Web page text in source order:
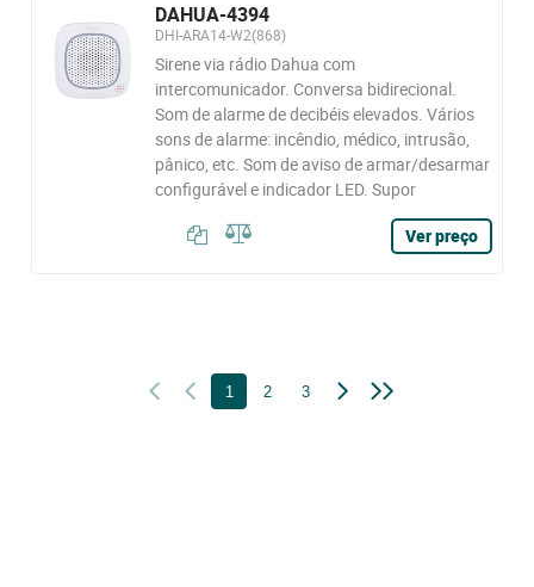
DAHUA-4394
DHI-ARA14-W2(868)
Sirene via rádio Dahua com
intercomunicador. Conversa bidirecional.
Som de alarme de decibéis elevados. Vários
sons de alarme: incêndio, médico, intrusão,
pânico, etc. Som de aviso de armar/desarmar
configurável e indicador LED. Supor
Ver preço
1 2 3